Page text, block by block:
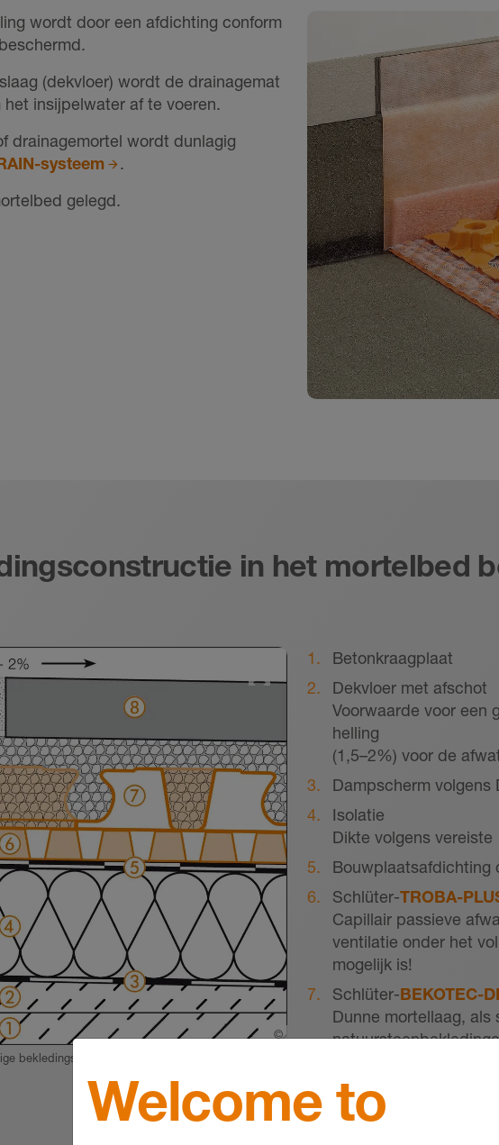
wordt door een afdichting conform
(dekvloer) wordt de drainagemat
het insijpelwater af te voeren.
drainagemortel wordt dunlagig
systeem
.
gelegd.
in het mortelbed
©
Schlueter-Systems
bekledingsconstructie in mortelbed boven
Betonkraagplaat
Dekvloer met afschot
Voorwaarde voor een
helling
(1,5–2%) voor de
Dampscherm volgens
Isolatie
Dikte volgens vereiste
Bouwplaatsafdichting
Schlüter-TROBA-
Capillair passieve
ventilatie onder het
mogelijk is!
Schlüter-BEKOTEC-
Dunne mortellaag,
mortelbed van
waterdoorlaatbaarheid
Keramische tegels of
Plaatsing nat in nat
Welcome to